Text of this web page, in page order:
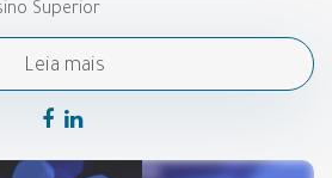
Superior
Leia mais